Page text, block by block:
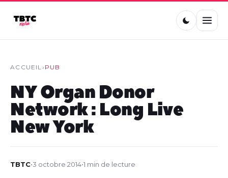
ACCUEIL› PUB
NY Organ Donor
Network : Long Live
New York
TBTC•3 octobre 2014•1 min de lecture